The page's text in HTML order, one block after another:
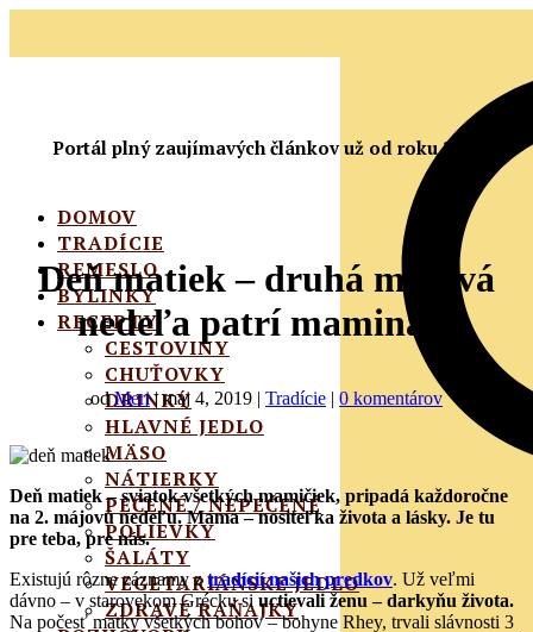
Portál plný zaujímavých článkov už od roku 2010
DOMOV
TRADÍCIE
REMESLO
BYLINKY
RECEPTY
CESTOVINY
CHUŤOVKY
DRINKY
HLAVNÉ JEDLO
MÄSO
NÁTIERKY
PEČENÉ / NEPEČENÉ
POLIEVKY
ŠALÁTY
VEGETARIÁNSKE JEDLO
ZDRAVÉ RAŇAJKY
Deň matiek – druhá májová
nedeľa patrí maminám
odMeri|máj 4, 2019 | Tradície | 0 komentárov
Deň matiek – sviatok všetkých mamičiek, pripadá každoročne
na 2. májovú nedeľu. Mama – nositeľka života a lásky. Je tu
pre teba, pre nás.
Existujú rôzne záznamy ztradícií našich predkov. Už veľmi
dávno – v starovekom Grécku si uctievali ženu – darkyňu života.
Na počesť matky všetkých bohov – bohyne Rhey, trvali slávnosti 3